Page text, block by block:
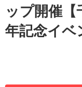
ップ開催【
年記念イベ